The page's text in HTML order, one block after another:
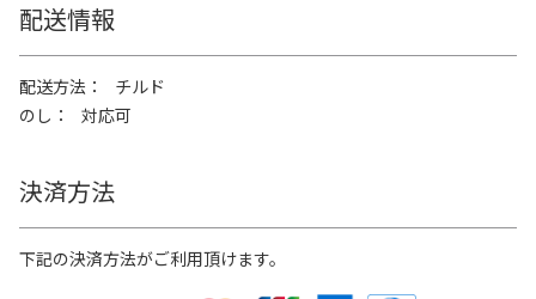
配送情報
配送方法
チルド
のし
対応可
決済方法
下記の決済方法がご利用頂けます。